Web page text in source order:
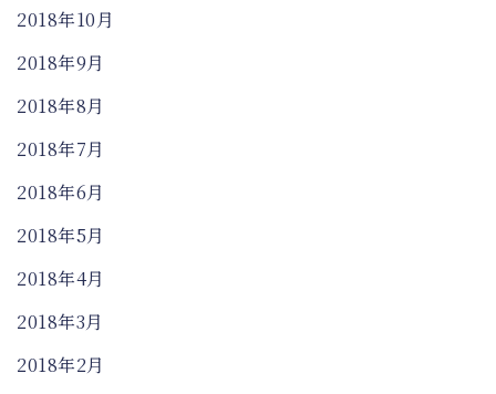
2018年10月
2018年9月
2018年8月
2018年7月
2018年6月
2018年5月
2018年4月
2018年3月
2018年2月